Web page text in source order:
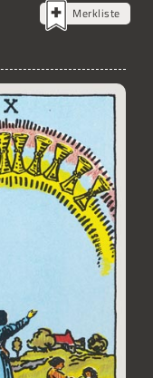
Merkliste